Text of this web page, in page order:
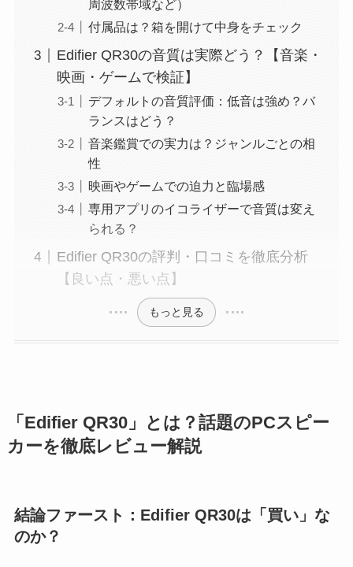
周波数帯域など）
付属品は？箱を開けて中身をチェック
Edifier QR30の音質は実際どう？【音楽・
映画・ゲームで検証】
デフォルトの音質評価：低音は強め？バ
ランスはどう？
音楽鑑賞での実力は？ジャンルごとの相
性
映画やゲームでの迫力と臨場感
専用アプリのイコライザーで音質は変え
られる？
Edifier QR30の評判・口コミを徹底分析
【良い点・悪い点】
もっと見る
「Edifier QR30」とは？話題のPCスピー
カーを徹底レビュー解説
結論ファースト：Edifier QR30は「買い」な
のか？